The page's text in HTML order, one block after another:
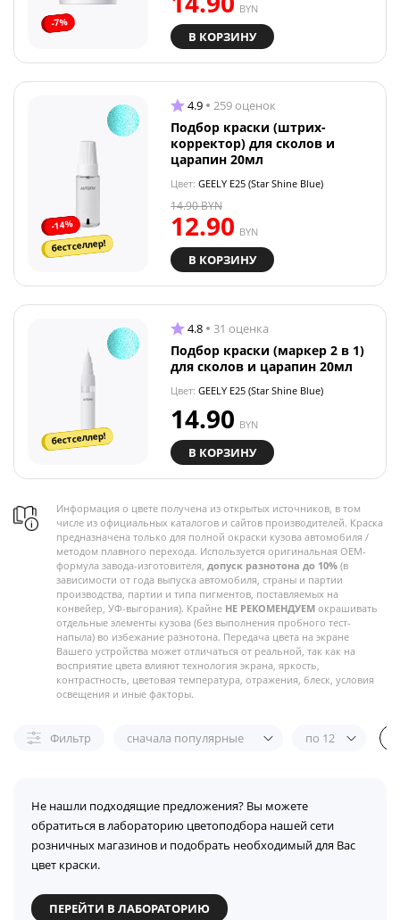
-7%
BYN
В КОРЗИНУ
-14%
бестселлер!
4.9 259 оценок
Подбор краски (штрих-
корректор) для сколов и
царапин 20мл
Цвет: GEELY E25 (Star Shine Blue)
12.90 BYN
14.90BYN
В КОРЗИНУ
бестселлер!
4.8 31 оценка
Подбор краски (маркер 2 в 1)
для сколов и царапин 20мл
Цвет: GEELY E25 (Star Shine Blue)
14.90 BYN
В КОРЗИНУ
Информация о цвете получена из открытых источников, в том
числе из официальных каталогов и сайтов производителей. Краска
предназначена только для полной окраски кузова автомобиля /
методом плавного перехода. Используется оригинальная OEM-
формула завода-изготовителя, допуск разнотона до 10% (в
зависимости от года выпуска автомобиля, страны и партии
производства, партии и типа пигментов, поставляемых на
конвейер, УФ-выгорания). Крайне НЕ РЕКОМЕНДУЕМ окрашивать
отдельные элементы кузова (без выполнения пробного тест-
напыла) во избежание разнотона. Передача цвета на экране
Вашего устройства может отличаться от реальной, так как на
восприятие цвета влияют технология экрана, яркость,
контрастность, цветовая температура, отражения, блеск, условия
освещения и иные факторы.
Фильтр сначала популярные по 12
Не нашли подходящие предложения? Вы можете
обратиться в лабораторию цветоподбора нашей сети
розничных магазинов и подобрать необходимый для Вас
цвет краски.
ПЕРЕЙТИ В ЛАБОРАТОРИЮ